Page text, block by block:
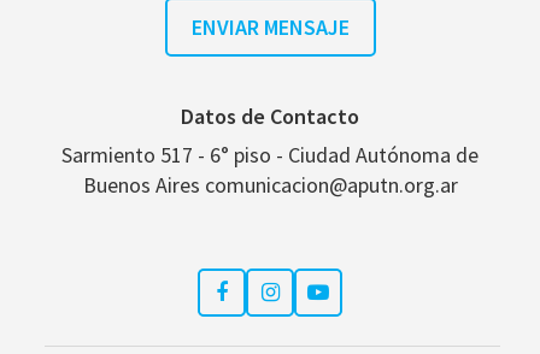
Datos de Contacto
Sarmiento 517 - 6° piso - Ciudad Autónoma de
Buenos Aires comunicacion@aputn.org.ar